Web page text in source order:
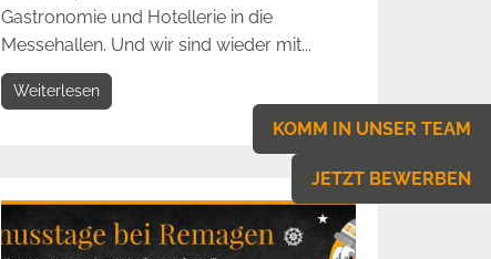
Gastronomie und Hotellerie in die
Messehallen. Und wir sind wieder mit...
Weiterlesen
KOMM IN UNSER TEAM
JETZT BEWERBEN